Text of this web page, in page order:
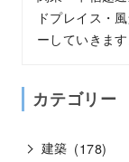
ドプレイス・
ーしていきます
カテゴリー
建築 (178)